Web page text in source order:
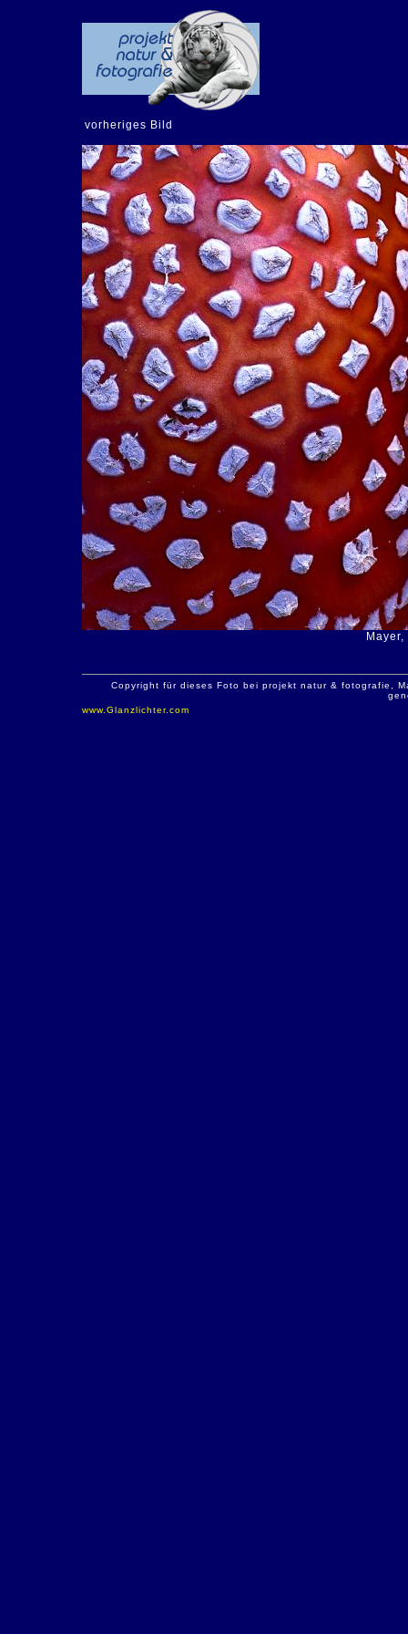
vorheriges Bild
Copyright für dieses Foto bei projekt natur & fotografie,
www.Glanzlichter.com